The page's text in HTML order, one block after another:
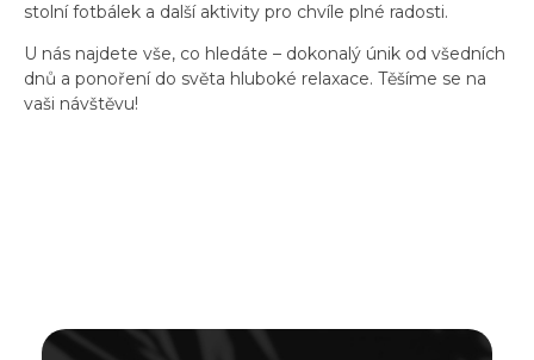
stolní fotbálek a další aktivity pro chvíle plné radosti.
U nás najdete vše, co hledáte – dokonalý únik od všedních
dnů a ponoření do světa hluboké relaxace. Těšíme se na
vaši návštěvu!